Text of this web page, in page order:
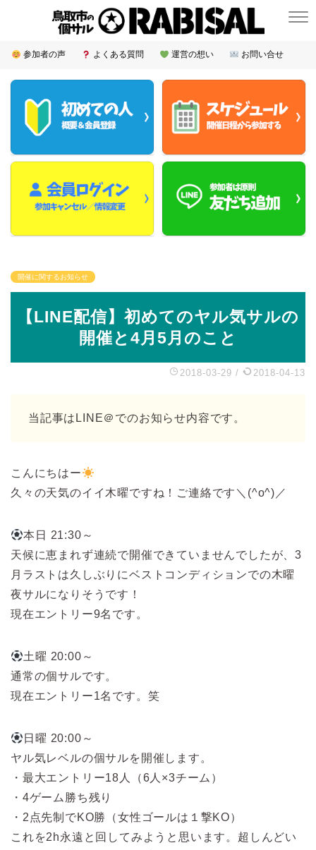
参加者の声 よくある質問 運営の想い お問い合せ
開催に関するお知らせ
【LINE配信】初めてのヤル気サルの
開催と4月5月のこと
2018-03-29 / 2018-04-13
当記事はLINE＠でのお知らせ内容です。
こんにちはー
久々の天気のイイ木曜ですね！ご連絡です＼(^o^)／
本日 21:30～
天候に恵まれず連続で開催できていませんでしたが、3
月ラストは久しぶりにベストコンディションでの木曜
夜サルになりそうです！
現在エントリー9名です。
土曜 20:00～
通常の個サルです。
現在エントリー1名です。笑
日曜 20:00～
ヤル気レベルの個サルを開催します。
・最大エントリー18人（6人×3チーム）
・4ゲーム勝ち残り
・2点先制でKO勝（女性ゴールは１撃KO）
これを2h永遠と回してみようと思います。超しんどい